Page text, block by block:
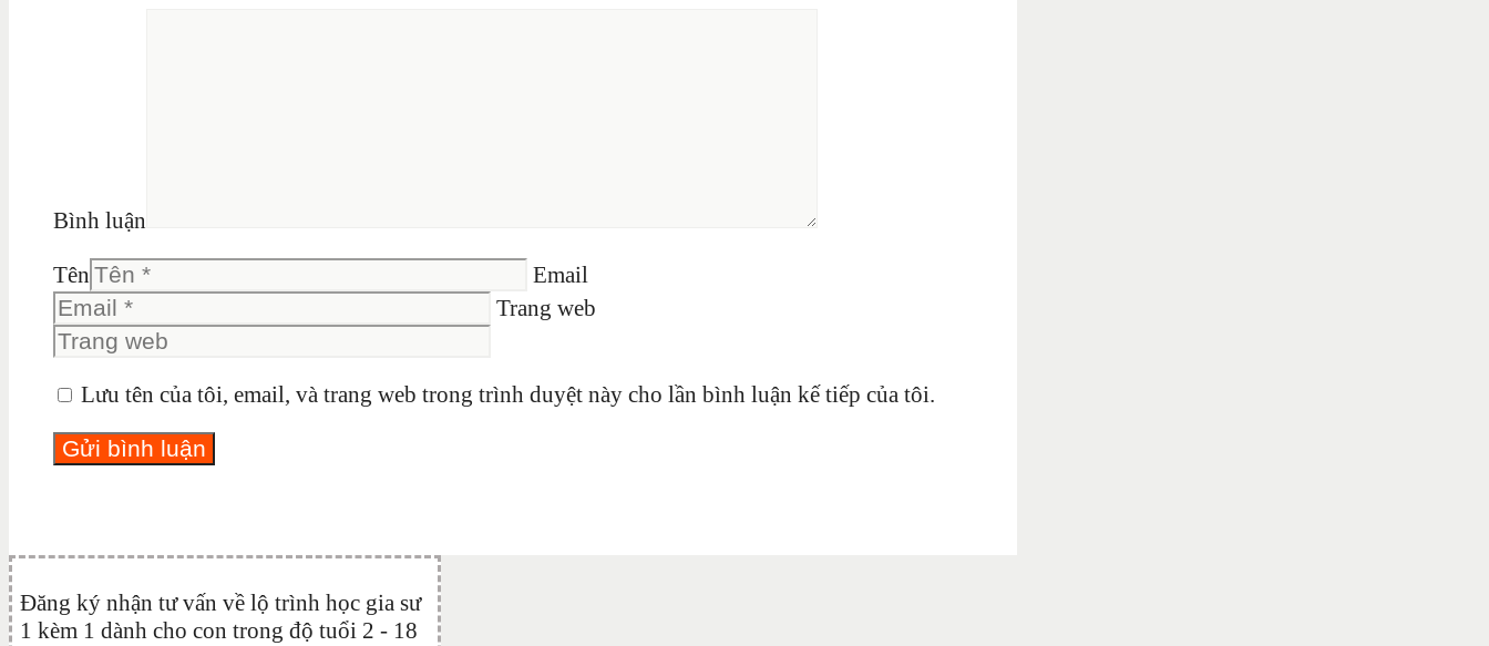
Bình luận
Tên
Email
Trang web
Lưu tên của tôi, email, và trang web trong trình duyệt này cho lần bình luận kế tiếp của tôi.
Đăng ký nhận tư vấn về lộ trình học gia sư
1 kèm 1 dành cho con trong độ tuổi 2 - 18